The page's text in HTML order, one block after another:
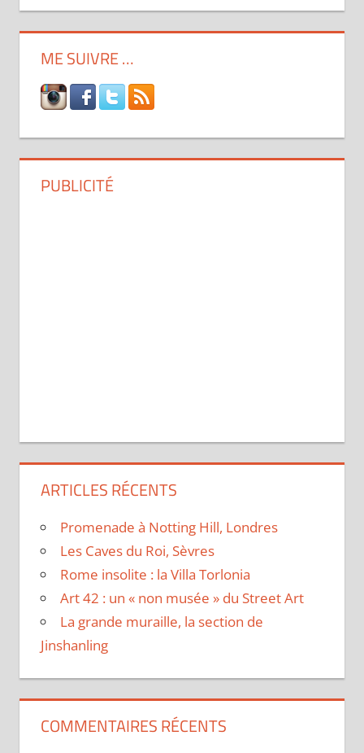
ME SUIVRE …
PUBLICITÉ
ARTICLES RÉCENTS
Promenade à Notting Hill, Londres
Les Caves du Roi, Sèvres
Rome insolite : la Villa Torlonia
Art 42 : un « non musée » du Street Art
La grande muraille, la section de
Jinshanling
COMMENTAIRES RÉCENTS